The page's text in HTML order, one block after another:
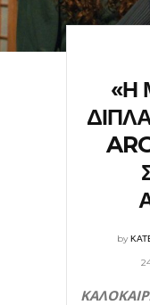
«Η
by